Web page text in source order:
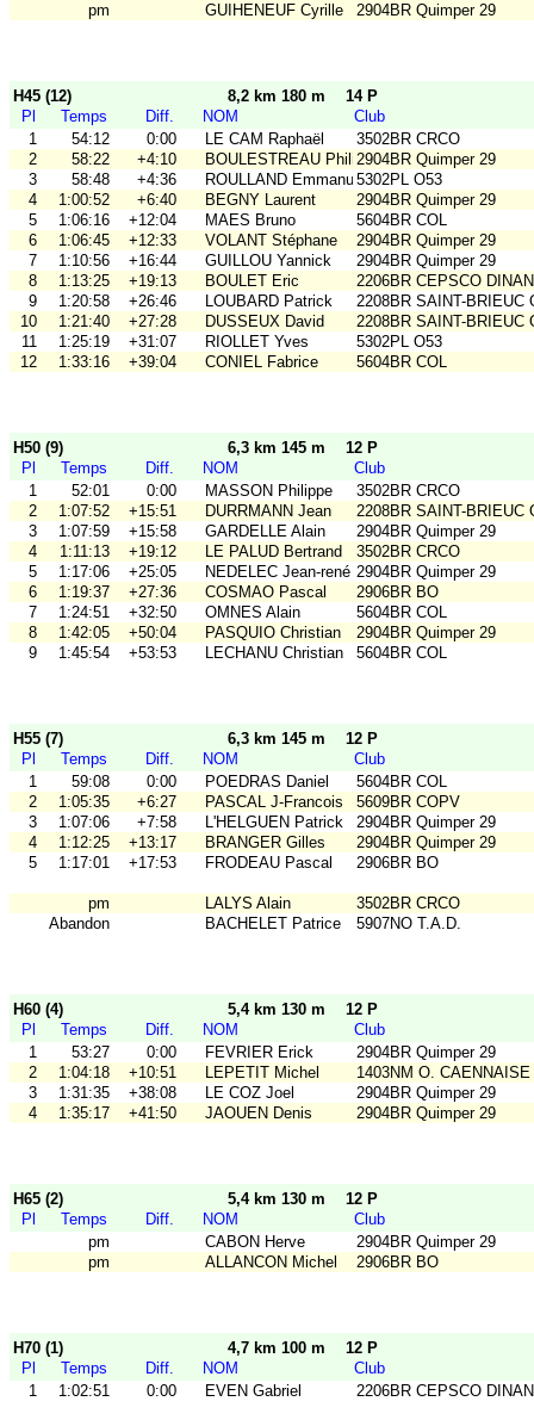
pm GUIHENEUF Cyrille 2904BR Quimper 29
H45 (12) 8,2 km 180 m
14 P
Pl
Temps Diff. NOM
Club
1
54:12 0:00 LE CAM Raphaël
3502BR CRCO
2
58:22 +4:10 BOULESTREAU Philippe2904BR Quimper 29
3
58:48 +4:36 ROULLAND Emmanuel5302PL O53
4
1:00:52 +6:40 BEGNY Laurent
2904BR Quimper 29
5
1:06:16 +12:04 MAES Bruno
5604BR COL
6
1:06:45 +12:33 VOLANT Stéphane
2904BR Quimper 29
7
1:10:56 +16:44 GUILLOU Yannick
2904BR Quimper 29
8
1:13:25 +19:13 BOULET Eric
2206BR CEPSCO DINAN
9
1:20:58 +26:46 LOUBARD Patrick
2208BR SAINT-BRIEUC
10
1:21:40 +27:28 DUSSEUX David
2208BR SAINT-BRIEUC
11
1:25:19 +31:07 RIOLLET Yves
5302PL O53
12
1:33:16 +39:04 CONIEL Fabrice 5604BR COL
H50 (9) 6,3 km 145 m
12 P
Pl
Temps Diff. NOM
Club
1
52:01 0:00 MASSON Philippe
3502BR CRCO
2
1:07:52 +15:51 DURRMANN Jean
2208BR SAINT-BRIEUC
3
1:07:59 +15:58 GARDELLE Alain
2904BR Quimper 29
4
1:11:13 +19:12 LE PALUD Bertrand
3502BR CRCO
5
1:17:06 +25:05 NEDELEC Jean-rené 2904BR Quimper 29
6
1:19:37 +27:36 COSMAO Pascal
2906BR BO
7
1:24:51 +32:50 OMNES Alain
5604BR COL
8
1:42:05 +50:04 PASQUIO Christian
2904BR Quimper 29
9
1:45:54 +53:53 LECHANU Christian 5604BR COL
H55 (7) 6,3 km 145 m
12 P
Pl
Temps Diff. NOM
Club
1
59:08 0:00 POEDRAS Daniel
5604BR COL
2
1:05:35 +6:27 PASCAL J-Francois
5609BR COPV
3
1:07:06 +7:58 L'HELGUEN Patrick
2904BR Quimper 29
4
1:12:25 +13:17 BRANGER Gilles
2904BR Quimper 29
5
1:17:01 +17:53 FRODEAU Pascal 2906BR BO
pm LALYS Alain
3502BR CRCO
Abandon
BACHELET Patrice 5907NO T.A.D.
H60 (4) 5,4 km 130 m
12 P
Pl
Temps Diff. NOM
Club
1
53:27 0:00 FEVRIER Erick
2904BR Quimper 29
2
1:04:18 +10:51 LEPETIT Michel
1403NM O. CAENNAISE
3
1:31:35 +38:08 LE COZ Joel
2904BR Quimper 29
4
1:35:17 +41:50 JAOUEN Denis 2904BR Quimper 29
H65 (2) 5,4 km 130 m
12 P
Pl
Temps Diff. NOM
Club
pm
CABON Herve
2904BR Quimper 29
pm
ALLANCON Michel 2906BR BO
H70 (1) 4,7 km 100 m
12 P
Pl
Temps Diff. NOM
Club
1
1:02:51 0:00 EVEN Gabriel 2206BR CEPSCO DINAN